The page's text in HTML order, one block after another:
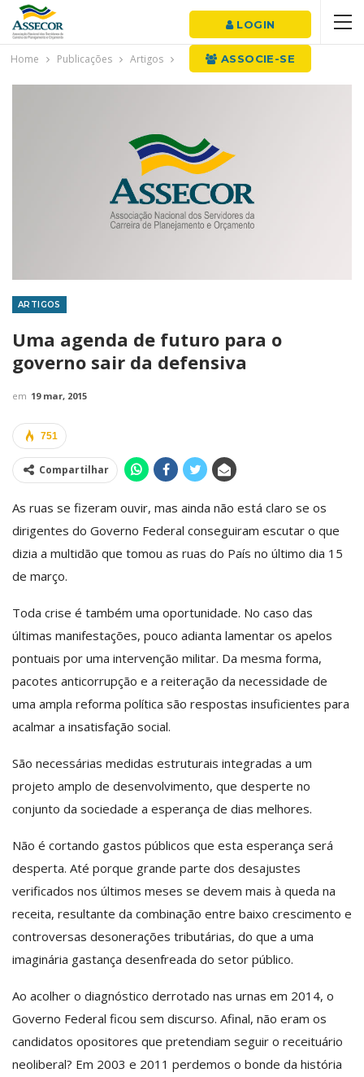
LOGIN
ASSOCIE-SE
Home Publicações Artigos
ARTIGOS
Uma agenda de futuro para o
governo sair da defensiva
em 19 mar, 2015
751
Compartilhar
As ruas se fizeram ouvir, mas ainda não está claro se os
dirigentes do Governo Federal conseguiram escutar o que
dizia a multidão que tomou as ruas do País no último dia 15
de março.
Toda crise é também uma oportunidade. No caso das
últimas manifestações, pouco adianta lamentar os apelos
pontuais por uma intervenção militar. Da mesma forma,
pacotes anticorrupção e a reiteração da necessidade de
uma ampla reforma política são respostas insuficientes para
acalmar a insatisfação social.
São necessárias medidas estruturais integradas a um
projeto amplo de desenvolvimento, que desperte no
conjunto da sociedade a esperança de dias melhores.
Não é cortando gastos públicos que esta esperança será
desperta. Até porque grande parte dos desajustes
verificados nos últimos meses se devem mais à queda na
receita, resultante da combinação entre baixo crescimento e
controversas desonerações tributárias, do que a uma
imaginária gastança desenfreada do setor público.
Ao acolher o diagnóstico derrotado nas urnas em 2014, o
Governo Federal ficou sem discurso. Afinal, não eram os
candidatos opositores que pretendiam seguir o receituário
neoliberal? Em 2003 e 2011 perdemos o bonde da história